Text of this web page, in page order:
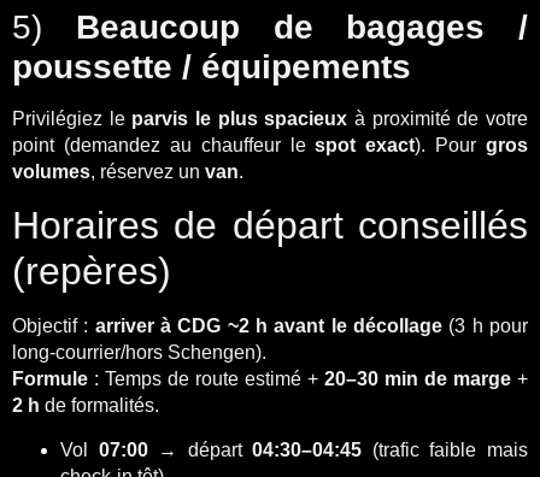
5) Beaucoup de bagages /
poussette / équipements
Privilégiez le parvis le plus spacieux à proximité de votre
point (demandez au chauffeur lespot exact). Pour gros
volumes, réservez un van.
Horaires de départ conseillés
(repères)
Objectif : arriver à CDG ~2 h avant le décollage (3 h pour
long-courrier/hors Schengen).
Formule : Temps de route estimé + 20–30 min de marge +
2 h de formalités.
Vol 07:00→ départ04:30–04:45 (trafic faible mais